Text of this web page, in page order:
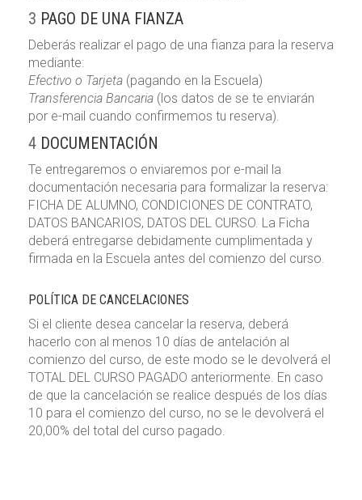
3 PAGO DE UNA FIANZA
Deberás realizar el pago de una fianza para la reserva
mediante:
Efectivo o Tarjeta (pagando en la Escuela)
Transferencia Bancaria (los datos de se te enviarán
por e-mail cuando confirmemos tu reserva).
4 DOCUMENTACIÓN
Te entregaremos o enviaremos por e-mail la
documentación necesaria para formalizar la reserva:
FICHA DE ALUMNO, CONDICIONES DE CONTRATO,
DATOS BANCARIOS, DATOS DEL CURSO. La Ficha
deberá entregarse debidamente cumplimentada y
firmada en la Escuela antes del comienzo del curso.
POLÍTICA DE CANCELACIONES
Si el cliente desea cancelar la reserva, deberá
hacerlo con al menos 10 días de antelación al
comienzo del curso, de este modo se le devolverá el
TOTAL DEL CURSO PAGADO anteriormente. En caso
de que la cancelación se realice después de los días
10 para el comienzo del curso, no se le devolverá el
20,00% del total del curso pagado.